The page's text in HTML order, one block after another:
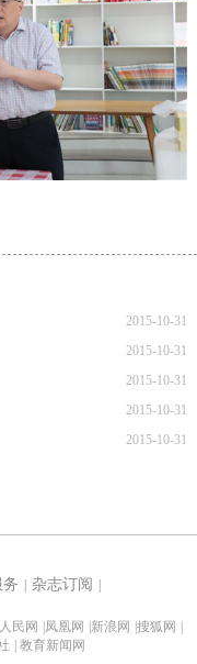
2015-10-31
2015-10-31
2015-10-31
2015-10-31
2015-10-31
务 | 杂志订阅 |
人民网 |凤凰网 |新浪网 |搜狐网 |
|教育新闻网